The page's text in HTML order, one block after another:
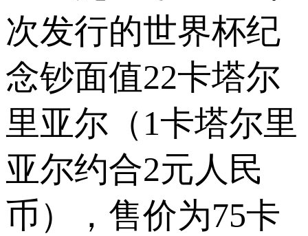
次发行的世界杯纪
念钞面值22卡塔尔
里亚尔（1卡塔尔里
亚尔约合2元人民
币），售价为75卡